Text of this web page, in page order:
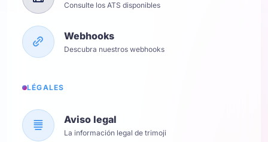
Consulte los ATS disponibles
Webhooks
Descubra nuestros webhooks
LÉGALES
Aviso legal
La información legal de trimoji